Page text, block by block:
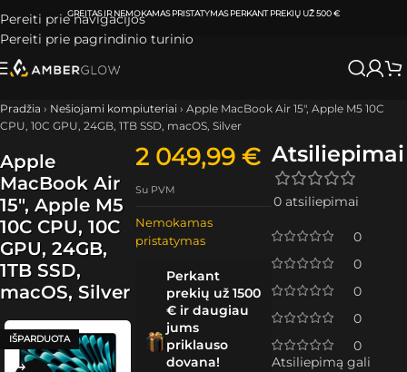
Pereiti prie navigacijos
Pereiti prie pagrindinio turinio
ATSIIMKITE UŽSAKYMĄKLAIPĖDOJE IR VILNIUJEPER0-3 DARBO DIENAS.
Pradžia › Nešiojami kompiuteriai › Apple MacBook Air 15″, Apple M5 10C
CPU, 10C GPU, 24GB, 1TB SSD, macOS, Silver
Apple
MacBook Air
15″, Apple M5
10C CPU, 10C
GPU, 24GB,
1TB SSD,
macOS, Silver
IŠPARDUOTA
2 049,99€
Su PVM
Nemokamas
pristatymas
Perkant
prekių už 1500
€ ir daugiau
jums
priklauso
dovana!
Atsiliepimai
0 atsiliepimai
0
0
0
0
0
Atsiliepimą gali